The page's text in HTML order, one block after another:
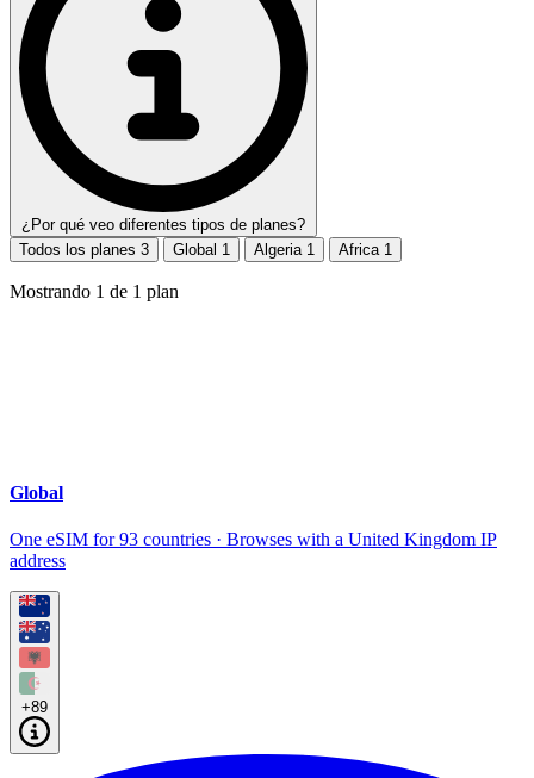
¿Por qué veo diferentes tipos de planes?
Todos los planes 3 Global 1 Algeria 1 Africa 1
Mostrando 1 de 1 plan
Global
One eSIM for 93 countries · Browses with a United Kingdom IP
address
+89